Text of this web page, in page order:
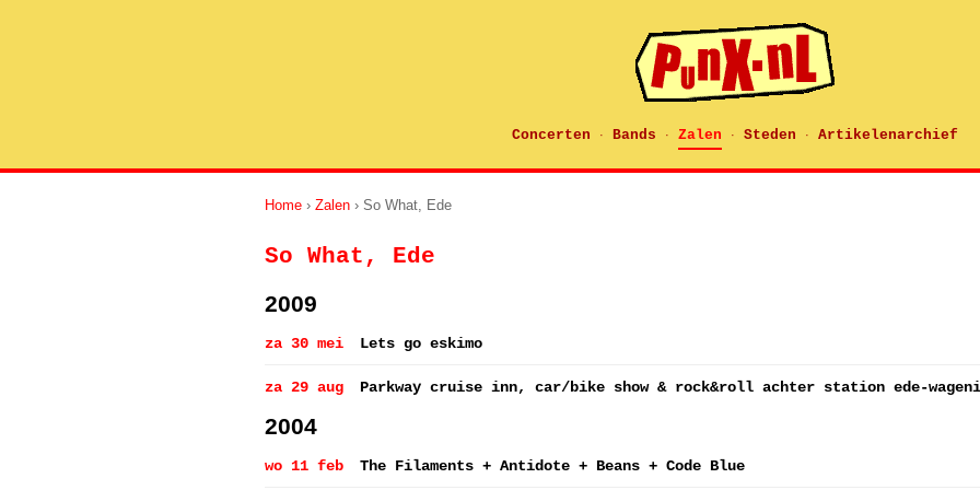
Concerten · Bands · Zalen · Steden · Artikelenarchief
Home › Zalen › So What, Ede
So What, Ede
2009
za 30 mei Lets go eskimo
za 29 aug Parkway cruise inn, car/bike show & rock&roll achter station ede-
2004
wo 11 feb The Filaments + Antidote + Beans + Code Blue